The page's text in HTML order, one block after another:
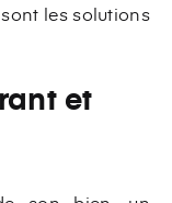
les solutions
et